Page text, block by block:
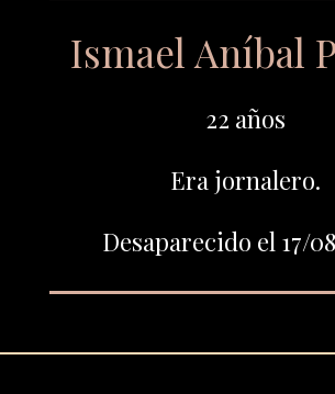
Ismael Aníbal
22 años
Era jornalero.
Desaparecido el 17/